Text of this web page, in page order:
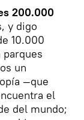
200.000
y digo
10.000
un
—que
el
del mundo;